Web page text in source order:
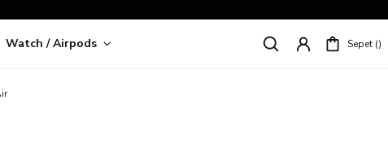
Watch / Airpods Sepet